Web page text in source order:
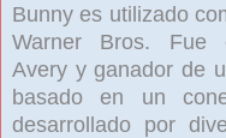
Bunny es utilizado
Warner Bros.
Fue
Avery y ganador de
basado en un
desarrollado por